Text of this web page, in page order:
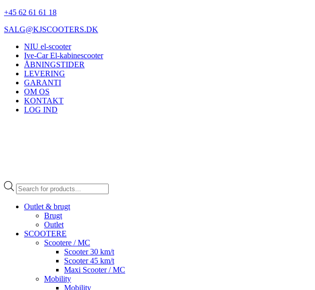
+45 62 61 61 18
SALG@KJSCOOTERS.DK
NIU el-scooter
Ive-Car El-kabinescooter
ÅBNINGSTIDER
LEVERING
GARANTI
OM OS
KONTAKT
LOG IND
Products
search
Outlet & brugt
Brugt
Outlet
SCOOTERE
Scootere / MC
Scooter 30 km/t
Scooter 45 km/t
Maxi Scooter / MC
Mobility
Mobility